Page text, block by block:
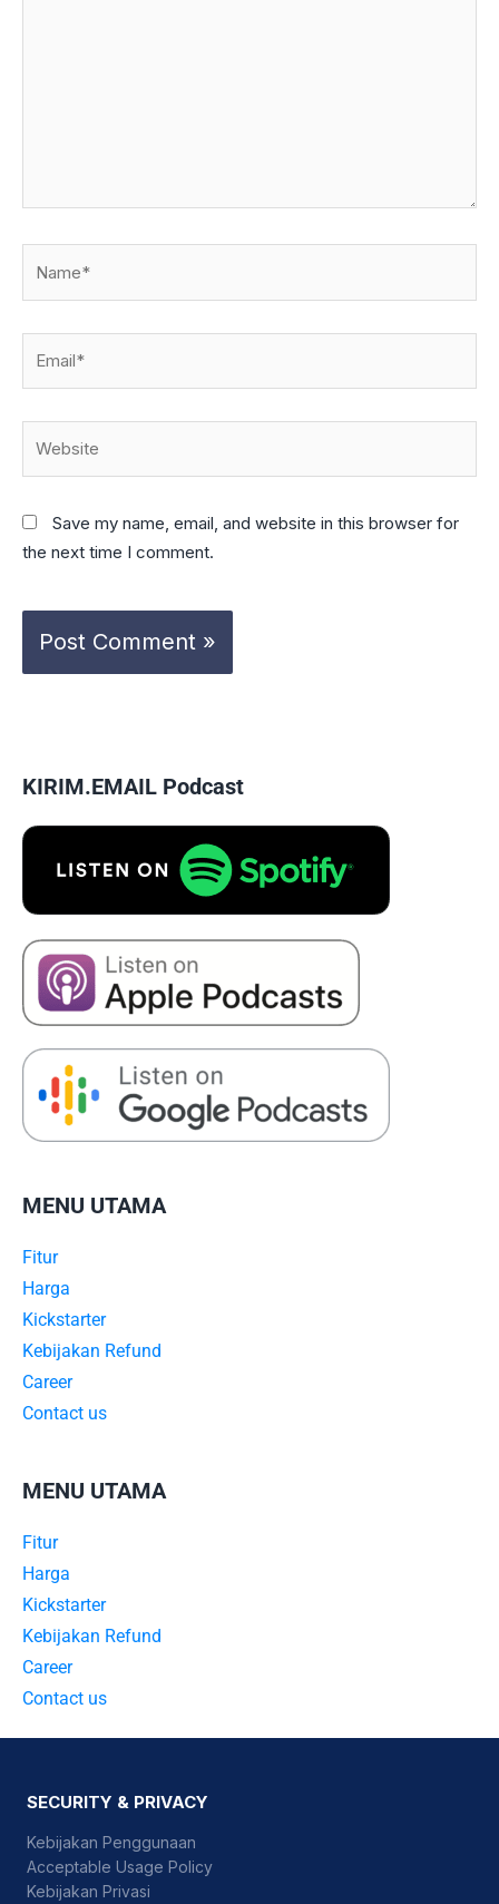
Save my name, email, and website in this browser for
the next time I comment.
KIRIM.EMAIL Podcast
MENU UTAMA
Fitur
Harga
Kickstarter
Kebijakan Refund
Career
Contact us
MENU UTAMA
Fitur
Harga
Kickstarter
Kebijakan Refund
Career
Contact us
SECURITY & PRIVACY
Kebijakan Penggunaan
Acceptable Usage Policy
Kebijakan Privasi